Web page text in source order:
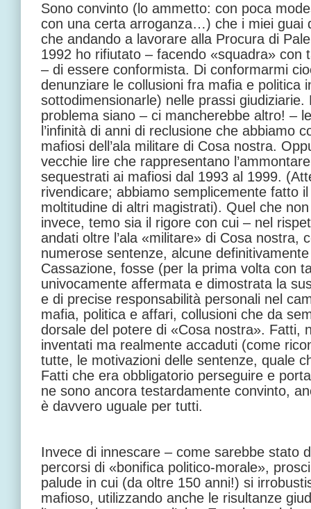
Sono convinto (lo ammetto: con poca
con una certa arroganza…) che i miei guai
che andando a lavorare alla Procura di
1992 ho rifiutato – facendo «squadra» con
– di essere conformista. Di conformarmi
denunziare le collusioni fra mafia e politica
sottodimensionarle) nelle prassi
problema siano – ci mancherebbe altro! –
l’infinità di anni di reclusione che abbiamo
mafiosi dell’ala militare di Cosa nostra.
vecchie lire che rappresentano
sequestrati ai mafiosi dal 1993 al 1999.
rivendicare; abbiamo semplicemente fatto
moltitudine di altri magistrati). Quel che
invece, temo sia il rigore con cui – nel
andati oltre l’ala «militare» di Cosa nostra,
numerose sentenze, alcune
Cassazione, fosse (per la prima volta con
univocamente affermata e dimostrata la
e di precise responsabilità personali nel
mafia, politica e affari, collusioni che da
dorsale del potere di «Cosa nostra». Fatti,
inventati ma realmente accaduti (come
tutte, le motivazioni delle sentenze, quale
Fatti che era obbligatorio perseguire e
ne sono ancora testardamente convinto,
è davvero uguale per tutti.
Invece di innescare – come sarebbe stato
percorsi di «bonifica politico-morale»,
palude in cui (da oltre 150 anni!) si
mafioso, utilizzando anche le risultanze